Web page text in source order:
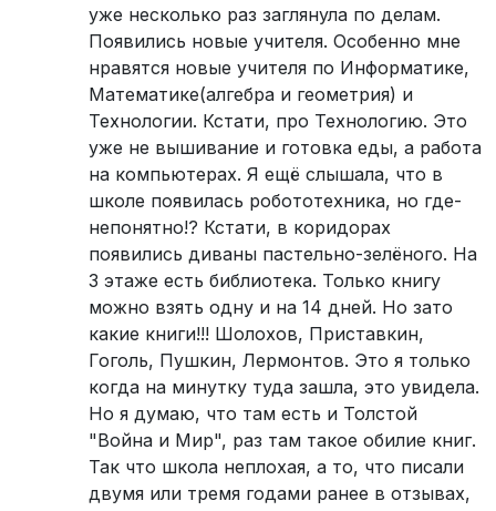
уже несколько раз заглянула по делам.
Появились новые учителя. Особенно мне
нравятся новые учителя по Информатике,
Математике(алгебра и геометрия) и
Технологии. Кстати, про Технологию. Это
уже не вышивание и готовка еды, а работа
на компьютерах. Я ещё слышала, что в
школе появилась робототехника, но где-
непонятно!? Кстати, в коридорах
появились диваны пастельно-зелёного. На
3 этаже есть библиотека. Только книгу
можно взять одну и на 14 дней. Но зато
какие книги!!! Шолохов, Приставкин,
Гоголь, Пушкин, Лермонтов. Это я только
когда на минутку туда зашла, это увидела.
Но я думаю, что там есть и Толстой
"Война и Мир", раз там такое обилие книг.
Так что школа неплохая, а то, что писали
двумя или тремя годами ранее в отзывах,